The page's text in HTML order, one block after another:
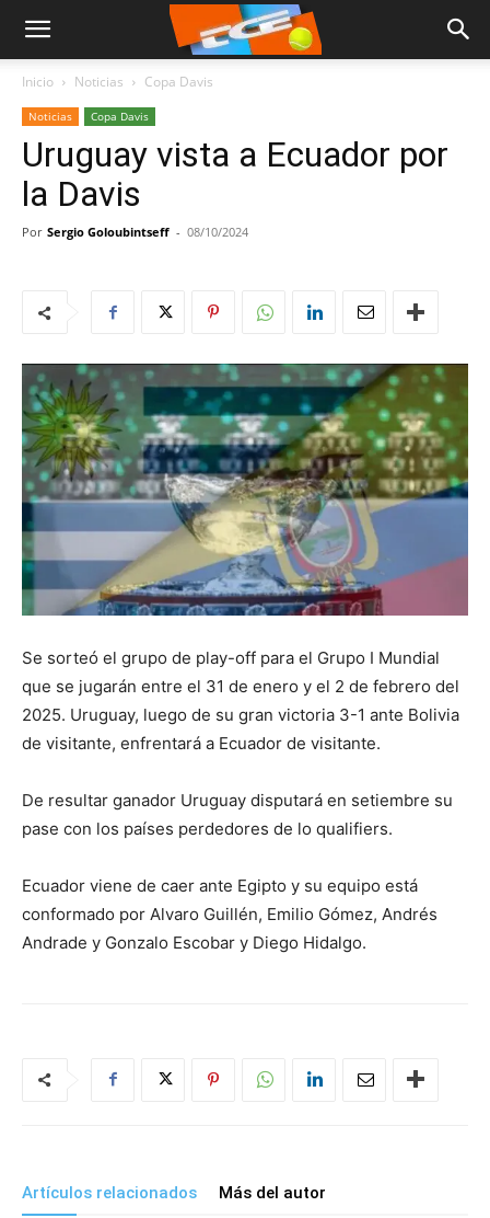
Inicio Noticias Copa Davis
Noticias Copa Davis
Uruguay vista a Ecuador por
la Davis
Por Sergio Goloubintseff - 08/10/2024
Se sorteó el grupo de play-off para el Grupo I Mundial
que se jugarán entre el 31 de enero y el 2 de febrero del
2025. Uruguay, luego de su gran victoria 3-1 ante Bolivia
de visitante, enfrentará a Ecuador de visitante.
De resultar ganador Uruguay disputará en setiembre su
pase con los países perdedores de lo qualifiers.
Ecuador viene de caer ante Egipto y su equipo está
conformado por Alvaro Guillén, Emilio Gómez, Andrés
Andrade y Gonzalo Escobar y Diego Hidalgo.
Artículos relacionados Más del autor